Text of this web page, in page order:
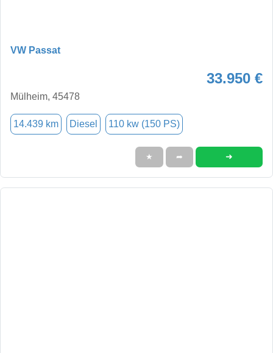
VW Passat
33.950 €
Mülheim, 45478
14.439 km Diesel 110 kw (150 PS)
★ ➦ ➜